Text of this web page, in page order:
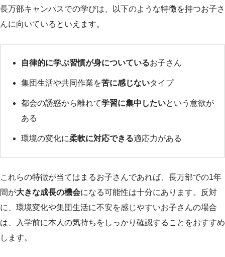
長万部キャンパスでの学びは、以下のような特徴を持つお子さ
んに向いているといえます。
自律的に学ぶ習慣が身についているお子さん
集団生活や共同作業を苦に感じないタイプ
都会の誘惑から離れて学習に集中したいという意欲が
ある
環境の変化に柔軟に対応できる適応力がある
これらの特徴が当てはまるお子さんであれば、長万部での1年
間が大きな成長の機会になる可能性は十分にあります。反対
に、環境変化や集団生活に不安を感じやすいお子さんの場合
は、入学前に本人の気持ちをしっかり確認することをおすすめ
します。